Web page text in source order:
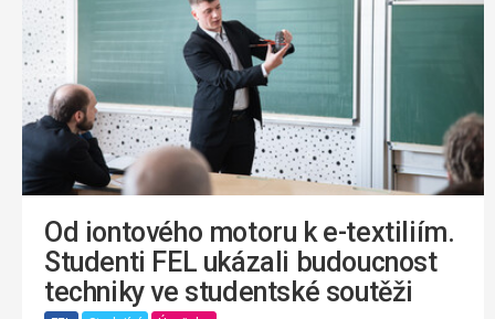
Od iontového motoru k e-textiliím.
Studenti FEL ukázali budoucnost
techniky ve studentské soutěži